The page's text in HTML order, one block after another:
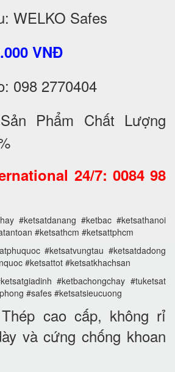
WELKO Safes
VNĐ
098 2770404
Phẩm Chất Lượng
24/7: 0084 98
#ketsatdanang #ketbac #ketsathanoi
#ketsathcm #ketsattphcm
#ketsatvungtau #ketsatdadong
#ketsattot #ketsatkhachsan
#ketbachongchay #tuketsat
#safes #ketsatsieucuong
Thép cao cấp, không rỉ
và cứng chống khoan